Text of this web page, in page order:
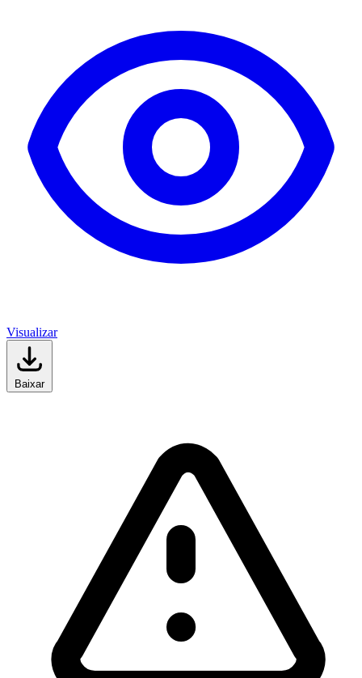
Visualizar
Baixar